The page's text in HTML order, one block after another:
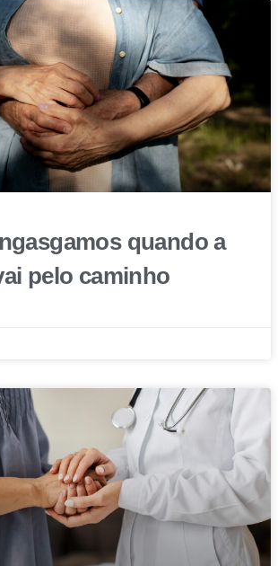
quando a
pelo caminho